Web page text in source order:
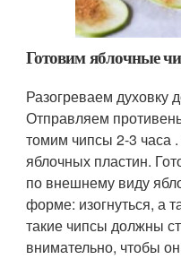
Готовим яблочные
Разогреваем духовку
Отправляем
томим чипсы 2-3 часа
яблочных пластин.
по внешнему виду
форме: изогнуться, а
такие чипсы должны
внимательно, чтобы